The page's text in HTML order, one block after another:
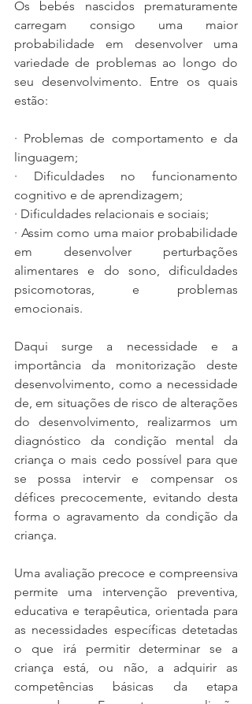
Os bebés nascidos prematuramente
carregam consigo uma maior
probabilidade em desenvolver uma
variedade de problemas ao longo do
seu desenvolvimento. Entre os quais
estão:
· Problemas de comportamento e da
linguagem;
· Dificuldades no funcionamento
cognitivo e de aprendizagem;
· Dificuldades relacionais e sociais;
· Assim como uma maior probabilidade
em desenvolver perturbações
alimentares e do sono, dificuldades
psicomotoras, e problemas
emocionais.
Daqui surge a necessidade e a
importância da monitorização deste
desenvolvimento, como a necessidade
de, em situações de risco de alterações
do desenvolvimento, realizarmos um
diagnóstico da condição mental da
criança o mais cedo possível para que
se possa intervir e compensar os
défices precocemente, evitando desta
forma o agravamento da condição da
criança.
Uma avaliação precoce e compreensiva
permite uma intervenção preventiva,
educativa e terapêutica, orientada para
as necessidades específicas detetadas
o que irá permitir determinar se a
criança está, ou não, a adquirir as
competências básicas da etapa